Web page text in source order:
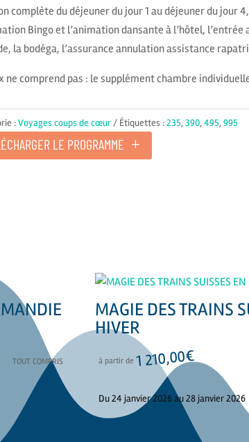
complète du déjeuner du jour 1 au déjeuner du jour
Bingo et l’animation dansante à l’hôtel, l’entrée
la bodéga, l’assurance annulation assistance
ne comprend pas : le supplément chambre
:Voyages coups de cœur Étiquettes :235,390,495,995
LE PROGRAMME
TOUT COMPRIS
MAGIE DES TRAINS
HIVER
à partir de 1 210,00€
Du 24 janvier 2026 au 28 janvier 2026